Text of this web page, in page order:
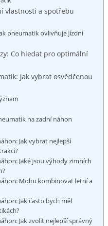
vlastnosti a ‍spotřebu
​pneumatik ovlivňuje⁣ jízdní
Co hledat pro optimální​
⁣Jak vybrat‍ osvědčenou‍
na ⁣zadní náhon
Jak​ vybrat nejlepší
Jaké jsou výhody zimních
Mohu kombinovat letní a
Jak často bych měl
Jak zvolit nejlepší správný